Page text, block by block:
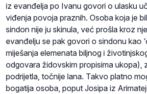
iz evanđelja po Ivanu govori o ulasku
viđenja povoja praznih. Osoba koja je
sindon nije ju skinula, već prošla kroz
evanđelju se pak govori o sindonu kao
miješanja elemenata biljnog i
odgovara židovskim propisima ukopa),
podrijetla, točnije lana. Takvo platno
bogatija osoba, poput Josipa iz